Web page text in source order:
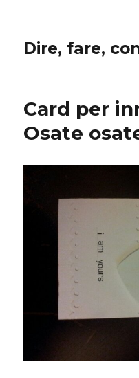
Dire, fare,
Card per
Osate